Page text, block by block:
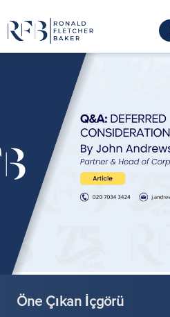
Öne Çıkan İçgörü